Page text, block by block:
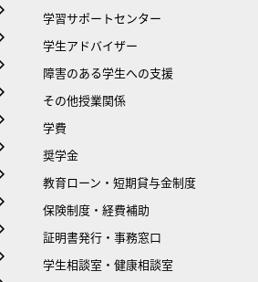
学習サポートセンター
学生アドバイザー
障害のある学生への支援
その他授業関係
学費
奨学金
教育ローン・短期貸与金制度
保険制度・経費補助
証明書発行・事務窓口
学生相談室・健康相談室